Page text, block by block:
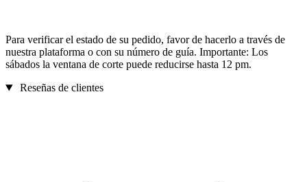
Para verificar el estado de su pedido, favor de hacerlo a través de
nuestra plataforma o con su número de guía. Importante: Los
sábados la ventana de corte puede reducirse hasta 12 pm.
Reseñas de clientes